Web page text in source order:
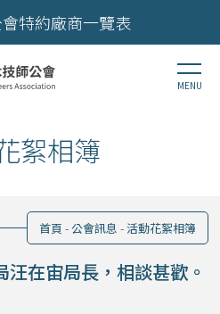
特約廠商一覽表
絮相簿
首頁 公會訊息 活動花絮相簿
在宙局長，相談甚歡。